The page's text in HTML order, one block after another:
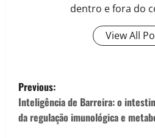
dentro e fora do
View All
P
o
Previous:
Inteligência de Barreira: o
da regulação imunológica e